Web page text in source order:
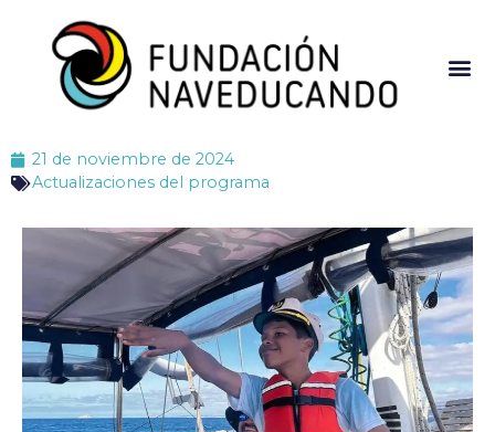
21 de noviembre de 2024
Actualizaciones del programa